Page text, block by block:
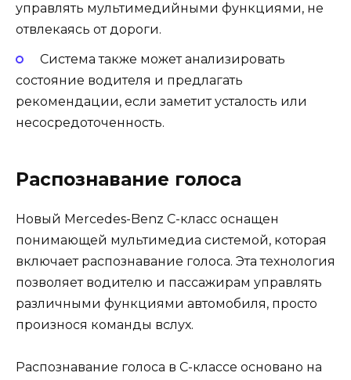
управлять мультимедийными функциями, не
отвлекаясь от дороги.
Система также может анализировать
состояние водителя и предлагать
рекомендации, если заметит усталость или
несосредоточенность.
Распознавание голоса
Новый Mercedes-Benz C-класс оснащен
понимающей мультимедиа системой, которая
включает распознавание голоса. Эта технология
позволяет водителю и пассажирам управлять
различными функциями автомобиля, просто
произнося команды вслух.
Распознавание голоса в C-классе основано на